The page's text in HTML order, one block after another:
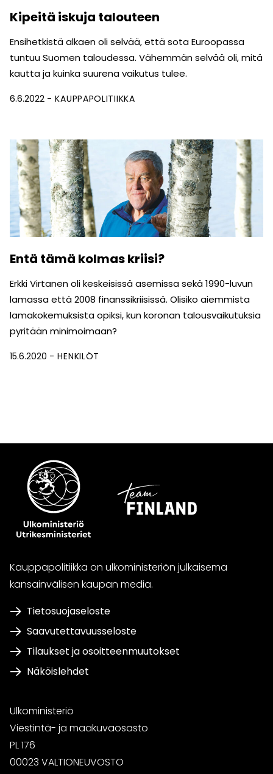
Kipeitä iskuja talouteen
Ensihetkistä alkaen oli selvää, että sota Euroopassa
tuntuu Suomen taloudessa. Vähemmän selvää oli, mitä
kautta ja kuinka suurena vaikutus tulee.
6.6.2022 KAUPPAPOLITIIKKA
Entä tämä kolmas kriisi?
Erkki Virtanen oli keskeisissä asemissa sekä 1990-luvun
lamassa että 2008 finanssikriisissä. Olisiko aiemmista
lamakokemuksista opiksi, kun koronan talousvaikutuksia
pyritään minimoimaan?
15.6.2020 HENKILÖT
Kauppapolitiikka on ulkoministeriön julkaisema
kansainvälisen kaupan media.
Tietosuojaseloste
Saavutettavuusseloste
Tilaukset ja osoitteenmuutokset
Näköislehdet
Ulkoministeriö
Viestintä- ja maakuvaosasto
PL 176
00023 VALTIONEUVOSTO